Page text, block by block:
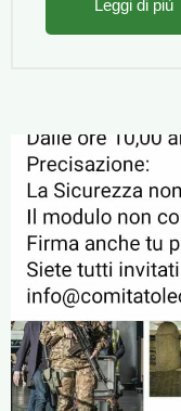
Leggi di più